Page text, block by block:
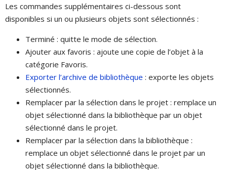
Les commandes supplémentaires ci-dessous sont
disponibles si un ou plusieurs objets sont sélectionnés :
Terminé : quitte le mode de sélection.
Ajouter aux favoris : ajoute une copie de l’objet à la
catégorie Favoris.
Exporter l’archive de bibliothèque : exporte les objets
sélectionnés.
Remplacer par la sélection dans le projet : remplace un
objet sélectionné dans la bibliothèque par un objet
sélectionné dans le projet.
Remplacer par la sélection dans la bibliothèque :
remplace un objet sélectionné dans le projet par un
objet sélectionné dans la bibliothèque.